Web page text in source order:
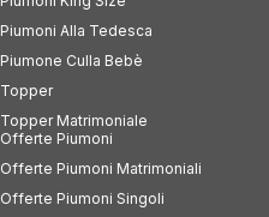
Piumoni Alla Tedesca
Piumone Culla Bebè
Topper
Topper Matrimoniale
Offerte Piumoni
Offerte Piumoni Matrimoniali
Offerte Piumoni Singoli